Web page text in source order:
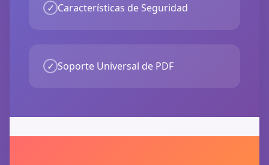
✓ Características de Seguridad
✓ Soporte Universal de PDF